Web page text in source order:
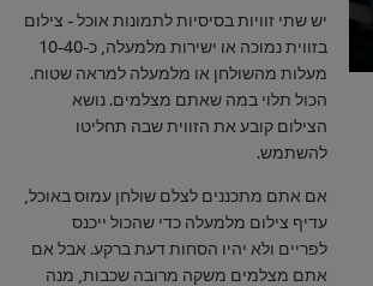
יש שתי זוויות בסיסיות לתמונות אוכל - צילום
בזווית נמוכה או ישירות מלמעלה, כ-10-40
מעלות מהשולחן או מלמעלה למראה שטוח.
הכול תלוי במה שאתם מצלמים. נושא
הצילום קובע את הזווית שבה תחליטו
להשתמש.
אם אתם מתכננים לצלם שולחן עמוס באוכל,
עדיף צילום מלמעלה כדי שהכול ייכנס
לפריים ולא יהיו הסחות דעת ברקע. אבל אם
אתם מצלמים משקה מרובה שכבות, מנה